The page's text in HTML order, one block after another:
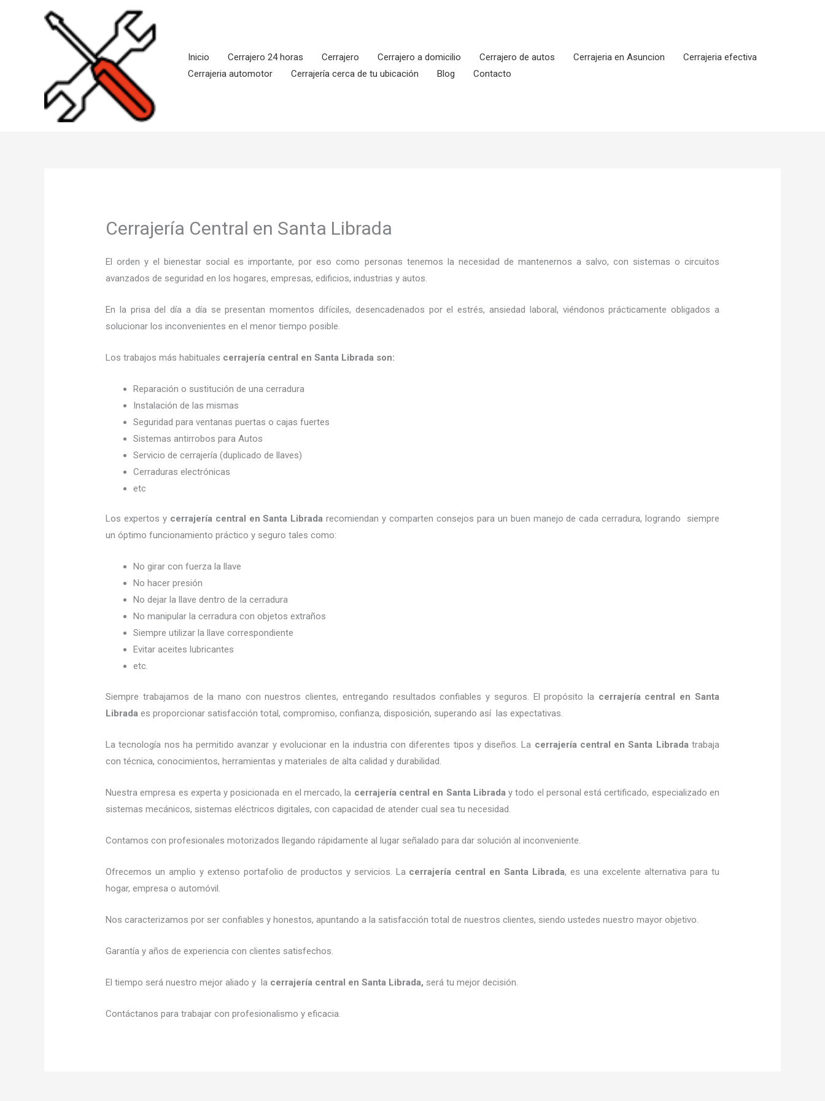
Inicio
Cerrajero 24 horas Cerrajero Cerrajero a domicilio Cerrajero de autos Cerrajeria en Asuncion
Cerrajeria efectiva
Cerrajeria automotor
Cerrajería cerca de tu ubicación Blog Contacto
Cerrajería Central en Santa Librada
El orden y el bienestar social es importante, por eso como personas tenemos la necesidad de mantenernos a salvo, con sistemas o circuitos
avanzados de seguridad en los hogares, empresas, edificios, industrias y autos.
En la prisa del día a día se presentan momentos difíciles, desencadenados por el estrés, ansiedad laboral, viéndonos prácticamente obligados a
solucionar los inconvenientes en el menor tiempo posible.
Los trabajos más habituales cerrajería central en Santa Librada son:
Reparación o sustitución de una cerradura
Instalación de las mismas
Seguridad para ventanas puertas o cajas fuertes
Sistemas antirrobos para Autos
Servicio de cerrajería (duplicado de llaves)
Cerraduras electrónicas
etc
Los expertos y cerrajería central en Santa Librada recomiendan y comparten consejos para un buen manejo de cada cerradura, logrando siempre
un óptimo funcionamiento práctico y seguro tales como:
No girar con fuerza la llave
No hacer presión
No dejar la llave dentro de la cerradura
No manipular la cerradura con objetos extraños
Siempre utilizar la llave correspondiente
Evitar aceites lubricantes
etc.
Siempre trabajamos de la mano con nuestros clientes, entregando resultados confiables y seguros. El propósito la cerrajería central en Santa
Librada es proporcionar satisfacción total, compromiso, confianza, disposición, superando así las expectativas.
La tecnología nos ha permitido avanzar y evolucionar en la industria con diferentes tipos y diseños. La cerrajería central en Santa Librada trabaja
con técnica, conocimientos, herramientas y materiales de alta calidad y durabilidad.
Nuestra empresa es experta y posicionada en el mercado, la cerrajería central en Santa Librada y todo el personal está certificado, especializado en
sistemas mecánicos, sistemas eléctricos digitales, con capacidad de atender cual sea tu necesidad.
Contamos con profesionales motorizados llegando rápidamente al lugar señalado para dar solución al inconveniente.
Ofrecemos un amplio y extenso portafolio de productos y servicios. La cerrajería central en Santa Librada, es una excelente alternativa para tu
hogar, empresa o automóvil.
Nos caracterizamos por ser confiables y honestos, apuntando a la satisfacción total de nuestros clientes, siendo ustedes nuestro mayor objetivo.
Garantía y años de experiencia con clientes satisfechos.
El tiempo será nuestro mejor aliado y la cerrajería central en Santa Librada, será tu mejor decisión.
Contáctanos para trabajar con profesionalismo y eficacia.